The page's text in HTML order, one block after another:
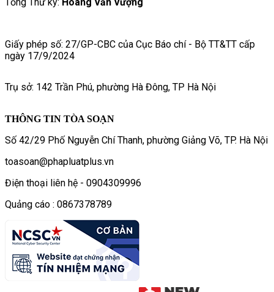
Giấy phép số: 27/GP-CBC của Cục Báo chí - Bộ TT&TT cấp
ngày 17/9/2024
Trụ sở: 142 Trần Phú, phường Hà Đông, TP Hà Nội
THÔNG TIN TÒA SOẠN
Số 42/29 Phố Nguyễn Chí Thanh, phường Giảng Võ, TP. Hà Nội
toasoan@phapluatplus.vn
Điện thoại liên hệ - 0904309996
Quảng cáo : 0867378789